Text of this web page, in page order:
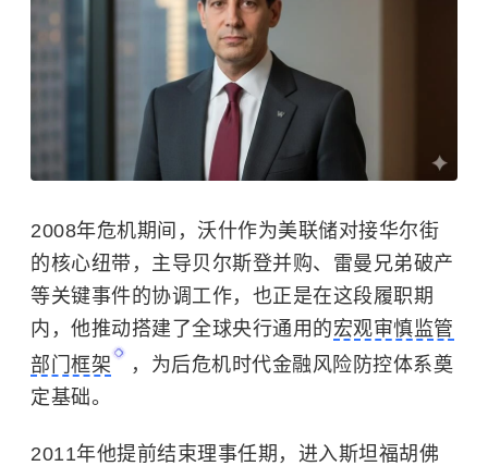
2008年危机期间，沃什作为美联储对接华尔街
的核心纽带，主导贝尔斯登并购、雷曼兄弟破产
等关键事件的协调工作，也正是在这段履职期
内，他推动搭建了全球央行通用的宏观审慎监管
部门框架
，为后危机时代金融风险防控体系奠
定基础。
2011年他提前结束理事任期，进入斯坦福胡佛